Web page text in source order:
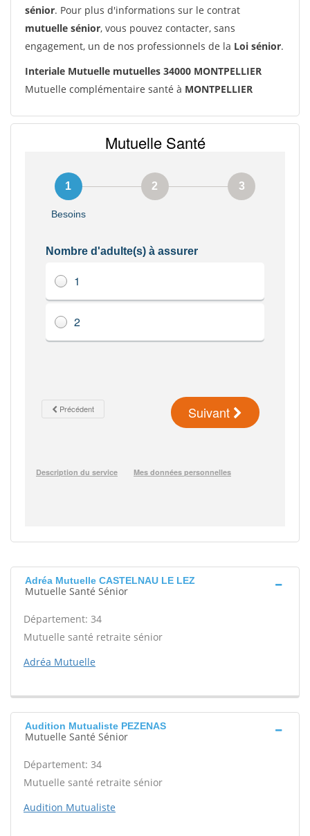
sénior. Pour plus d'informations sur le contrat
mutuelle sénior, vous pouvez contacter, sans
engagement, un de nos professionnels de la Loi sénior.
Interiale Mutuelle mutuelles 34000 MONTPELLIER
Mutuelle complémentaire santé à MONTPELLIER
Adréa Mutuelle CASTELNAU LE LEZ
Mutuelle Santé Sénior
Département: 34
Mutuelle santé retraite sénior
Adréa Mutuelle
Audition Mutualiste PEZENAS
Mutuelle Santé Sénior
Département: 34
Mutuelle santé retraite sénior
Audition Mutualiste